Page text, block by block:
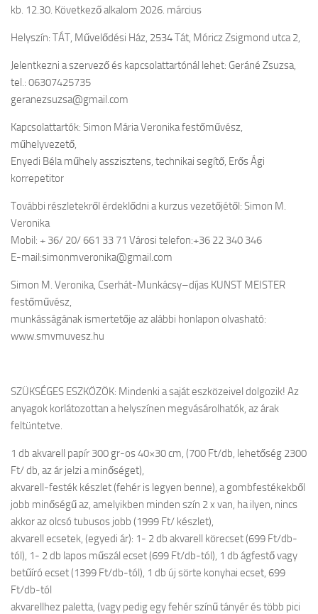
kb. 12.30. Következő alkalom 2026. március
Helyszín: TÁT, Művelődési Ház, 2534 Tát, Móricz Zsigmond utca 2,
Jelentkezni a szervező és kapcsolattartónál lehet: Geráné Zsuzsa,
tel.: 06307425735
geranezsuzsa@gmail.com
Kapcsolattartók: Simon Mária Veronika festőművész,
műhelyvezető,
Enyedi Béla műhely asszisztens, technikai segítő, Erős Ági
korrepetitor
További részletekről érdeklődni a kurzus vezetőjétől: Simon M.
Veronika
Mobil: + 36/ 20/ 661 33 71 Városi telefon:+36 22 340 346
E-mail:simonmveronika@gmail.com
Simon M. Veronika, Cserhát-Munkácsy–díjas KUNST MEISTER
festőművész,
munkásságának ismertetője az alábbi honlapon olvasható:
www.smvmuvesz.hu
SZÜKSÉGES ESZKÖZÖK: Mindenki a saját eszközeivel dolgozik! Az
anyagok korlátozottan a helyszínen megvásárolhatók, az árak
feltüntetve.
1 db akvarell papír 300 gr-os 40×30 cm, (700 Ft/db, lehetőség 2300
Ft/ db, az ár jelzi a minőséget),
akvarell-festék készlet (fehér is legyen benne), a gombfestékekből
jobb minőségű az, amelyikben minden szín 2 x van, ha ilyen, nincs
akkor az olcsó tubusos jobb (1999 Ft/ készlet),
akvarell ecsetek, (egyedi ár): 1- 2 db akvarell körecset (699 Ft/db-
tól), 1- 2 db lapos műszál ecset (699 Ft/db-tól), 1 db ágfestő vagy
betűíró ecset (1399 Ft/db-tól), 1 db új sörte konyhai ecset, 699
Ft/db-tól
akvarellhez paletta, (vagy pedig egy fehér színű tányér és több pici